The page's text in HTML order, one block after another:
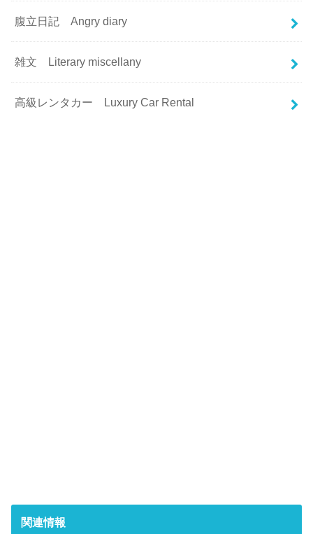
腹立日記 Angry diary
雑文 Literary miscellany
高級レンタカー Luxury Car Rental
関連情報